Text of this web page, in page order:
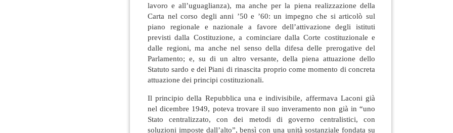
lavoro e all’uguaglianza), ma anche per la piena realizzazione della
Carta nel corso degli anni ’50 e ’60: un impegno che si articolò sul
piano regionale e nazionale a favore dell’attivazione degli istituti
previsti dalla Costituzione, a cominciare dalla Corte costituzionale e
dalle regioni, ma anche nel senso della difesa delle prerogative del
Parlamento; e, su di un altro versante, della piena attuazione dello
Statuto sardo e dei Piani di rinascita proprio come momento di concreta
attuazione dei principi costituzionali.
Il principio della Repubblica una e indivisibile, affermava Laconi già
nel dicembre 1949, poteva trovare il suo inveramento non già in “uno
Stato centralizzato, con dei metodi di governo centralistici, con
soluzioni imposte dall’alto”, bensì con una unità sostanziale fondata su